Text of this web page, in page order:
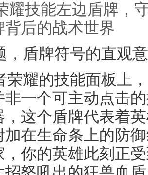
耀技能左边盾牌，
背后的战术世界
，盾牌符号的直观
荣耀的技能面板上
非一个可主动点击
，这个盾牌代表着
加在生命条上的防
，你的英雄此刻正